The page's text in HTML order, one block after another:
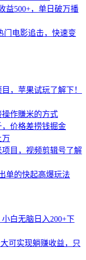
益500+，单日破万播
门电影追击，快速变
，苹果试玩了解下！
作賺米的方式
价格差捞钱掘金
万
目，视频剪辑号了解
单的快起高爆玩法
白无脑日入200+下
可实现躺赚收益，只